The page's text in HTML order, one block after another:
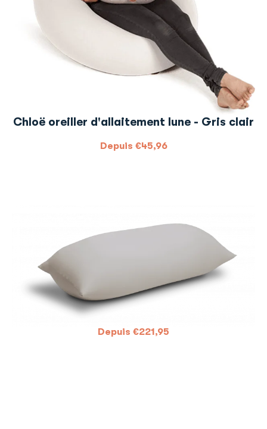
Chloë oreiller d'allaitement lune - Gris clair
Depuis €45,96
Depuis €221,95